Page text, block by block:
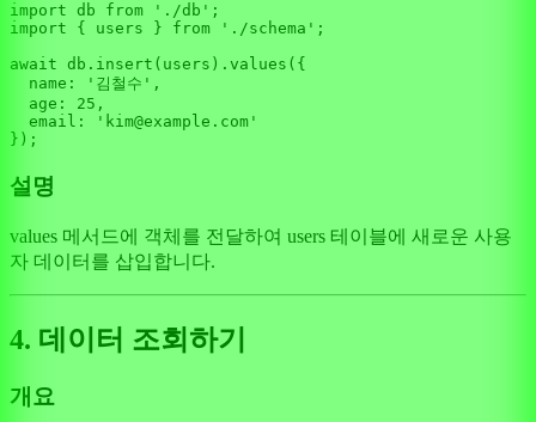
import db from './db'
import { users } from './schema' ;
await db. insert (users). values ({
name : '김철수' ,
age : 25 ,
email :
'kim@example.com'
설명
values 메서드에 객체를 전달하여 users 테이블에 새로운 사용
자 데이터를 삽입합니다.
4. 데이터 조회하기
개요